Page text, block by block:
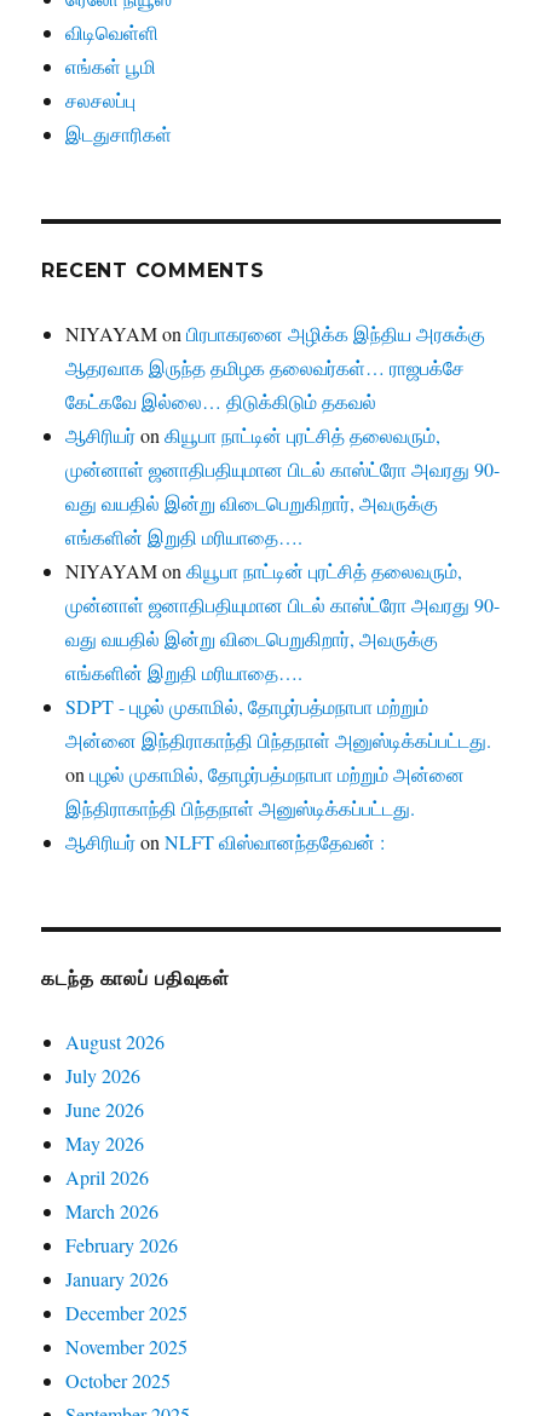
விடிவெள்ளி
எங்கள் பூமி
சலசலப்பு
இடதுசாரிகள்
RECENT COMMENTS
NIYAYAMonபிரபாகரனை அழிக்க இந்திய அரசுக்கு
ஆதரவாக இருந்த தமிழக தலைவர்கள்… ராஜபக்சே
கேட்கவே இல்லை… திடுக்கிடும் தகவல்
ஆசிரியர்onகியூபா நாட்டின் புரட்சித் தலைவரும்,
முன்னாள் ஜனாதிபதியுமான பிடல் காஸ்ட்ரோ அவரது 90-
வது வயதில் இன்று விடைபெறுகிறார், அவருக்கு
எங்களின் இறுதி மரியாதை….
NIYAYAMonகியூபா நாட்டின் புரட்சித் தலைவரும்,
முன்னாள் ஜனாதிபதியுமான பிடல் காஸ்ட்ரோ அவரது 90-
வது வயதில் இன்று விடைபெறுகிறார், அவருக்கு
எங்களின் இறுதி மரியாதை….
SDPT - புழல் முகாமில், தோழர்பத்மநாபா மற்றும்
அன்னை இந்திராகாந்தி பிந்தநாள் அனுஸ்டிக்கப்பட்டது.
onபுழல் முகாமில், தோழர்பத்மநாபா மற்றும் அன்னை
இந்திராகாந்தி பிந்தநாள் அனுஸ்டிக்கப்பட்டது.
ஆசிரியர்onNLFT விஸ்வானந்ததேவன் :
கடந்த காலப் பதிவுகள்
August 2026
July 2026
June 2026
May 2026
April 2026
March 2026
February 2026
January 2026
December 2025
November 2025
October 2025